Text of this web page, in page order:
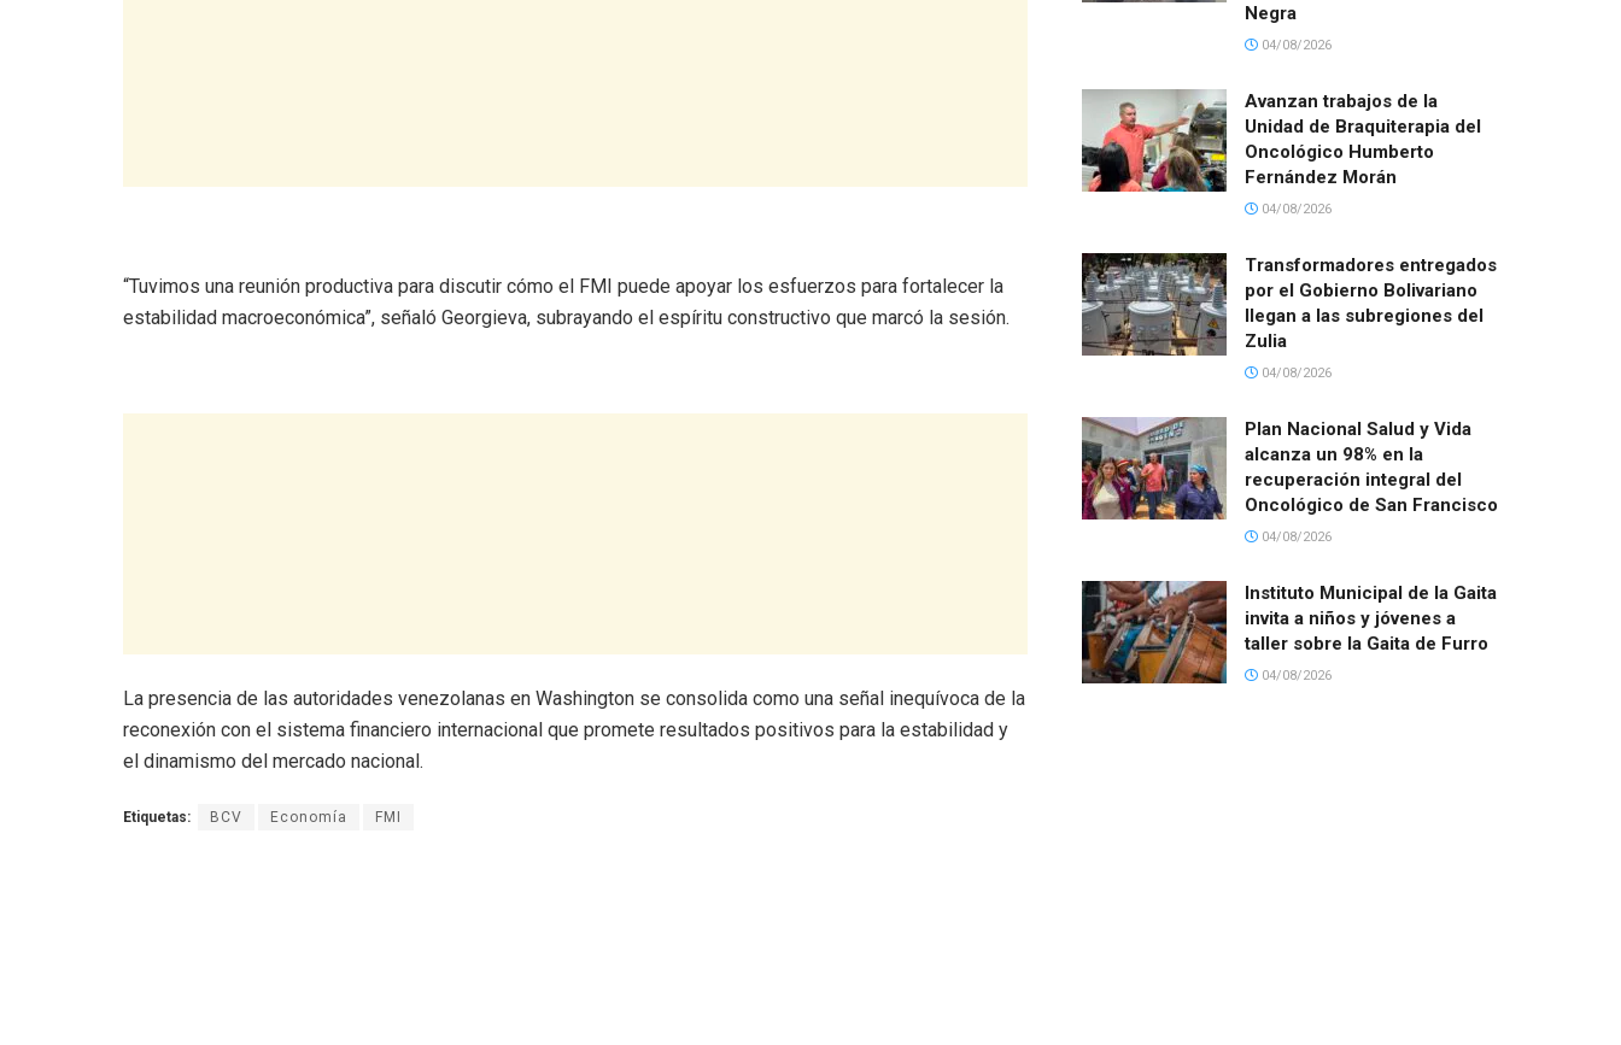
“Tuvimos una reunión productiva para discutir cómo el FMI puede apoyar los esfuerzos para fortalecer la
estabilidad macroeconómica”, señaló Georgieva, subrayando el espíritu constructivo que marcó la sesión.
La presencia de las autoridades venezolanas en Washington se consolida como una señal inequívoca de la
reconexión con el sistema financiero internacional que promete resultados positivos para la estabilidad y
el dinamismo del mercado nacional.
Etiquetas: BCV Economía FMI
Negra
04/08/2026
Avanzan trabajos de la
Unidad de Braquiterapia del
Oncológico Humberto
Fernández Morán
04/08/2026
Transformadores entregados
por el Gobierno Bolivariano
llegan a las subregiones del
Zulia
04/08/2026
Plan Nacional Salud y Vida
alcanza un 98% en la
recuperación integral del
Oncológico de San Francisco
04/08/2026
Instituto Municipal de la Gaita
invita a niños y jóvenes a
taller sobre la Gaita de Furro
04/08/2026